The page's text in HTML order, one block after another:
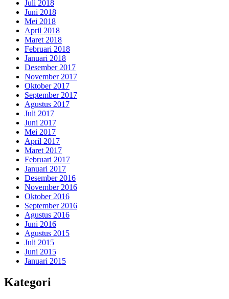
Juli 2018
Juni 2018
Mei 2018
April 2018
Maret 2018
Februari 2018
Januari 2018
Desember 2017
November 2017
Oktober 2017
September 2017
Agustus 2017
Juli 2017
Juni 2017
Mei 2017
April 2017
Maret 2017
Februari 2017
Januari 2017
Desember 2016
November 2016
Oktober 2016
September 2016
Agustus 2016
Juni 2016
Agustus 2015
Juli 2015
Juni 2015
Januari 2015
Kategori